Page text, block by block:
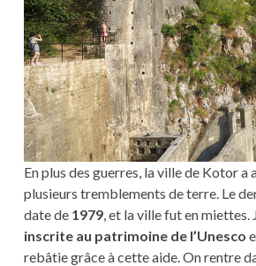
En plus des guerres, la ville de Kotor a
plusieurs tremblements de terre. Le
date de 1979, et la ville fut en miettes.
inscrite au patrimoine de l’Unesco
rebâtie grâce à cette aide. On rentre